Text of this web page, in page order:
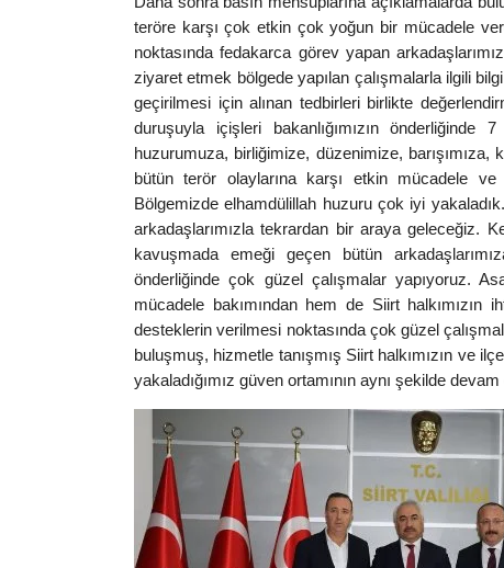
teröre karşı çok etkin çok yoğun bir mücadele
noktasında fedakarca görev yapan
ziyaret etmek bölgede yapılan çalışmalarla ilgili
geçirilmesi için alınan tedbirleri birlikte
duruşuyla içişleri bakanlığımızın
huzurumuza, birliğimize, düzenimize,
bütün terör olaylarına karşı etkin mücadele ve
Bölgemizde elhamdülillah huzuru çok iyi
arkadaşlarımızla tekrardan bir araya geleceğiz.
kavuşmada emeği geçen bütün
önderliğinde çok güzel çalışmalar yapıyoruz.
mücadele bakımından hem de Siirt
desteklerin verilmesi noktasında çok güzel
buluşmuş, hizmetle tanışmış Siirt halkımızın ve
yakaladığımız güven ortamının aynı şekilde